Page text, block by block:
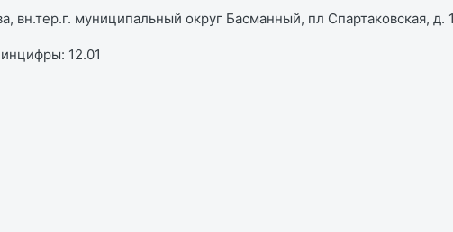
вн.тер.г. муниципальный округ Басманный, пл Спартаковская,
12.01